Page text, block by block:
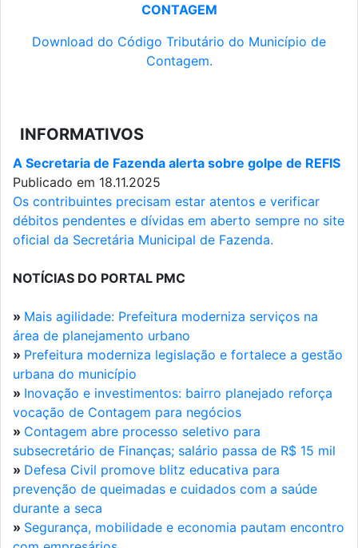
CONTAGEM
Download do Código Tributário do Município de
Contagem.
INFORMATIVOS
A Secretaria de Fazenda alerta sobre golpe de REFIS
Publicado em 18.11.2025
Os contribuintes precisam estar atentos e verificar
débitos pendentes e dívidas em aberto sempre no site
oficial da Secretária Municipal de Fazenda.
NOTÍCIAS DO PORTAL PMC
» Mais agilidade: Prefeitura moderniza serviços na
área de planejamento urbano
» Prefeitura moderniza legislação e fortalece a gestão
urbana do município
» Inovação e investimentos: bairro planejado reforça
vocação de Contagem para negócios
» Contagem abre processo seletivo para
subsecretário de Finanças; salário passa de R$ 15 mil
» Defesa Civil promove blitz educativa para
prevenção de queimadas e cuidados com a saúde
durante a seca
» Segurança, mobilidade e economia pautam encontro